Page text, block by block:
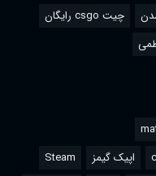
چیت csgo رایگان
اپیک گیمز
Steam